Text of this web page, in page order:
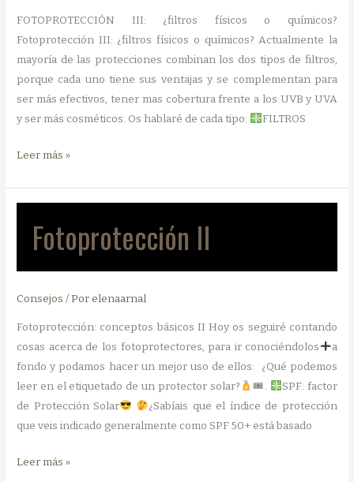
FOTOPROTECCIÓN III: ¿filtros físicos o químicos?
Fotoprotección III: ¿filtros físicos o químicos? Actualmente la
mayoría de las protecciones combinan los dos tipos de filtros,
porque cada uno tiene sus ventajas y se complementan para
ser más efectivos, tener mas cobertura frente a los UVB y UVA
y ser más cosméticos. Os hablaré de cada tipo:
FILTROS
Fotoprotección
Leer más »
Fotoprotección II
Consejos / Porelenaarnal
Fotoprotección: conceptos básicos II Hoy os seguiré contando
cosas acerca de los fotoprotectores, para ir conociéndolos
a
fondo y podamos hacer un mejor uso de ellos: ¿Qué podemos
leer en el etiquetado de un protector solar?
🎟.
SPF: factor
de Protección Solar
¿Sabíais que el índice de protección
que veis indicado generalmente como SPF 50+ está basado
Fotoprotección
Leer más »